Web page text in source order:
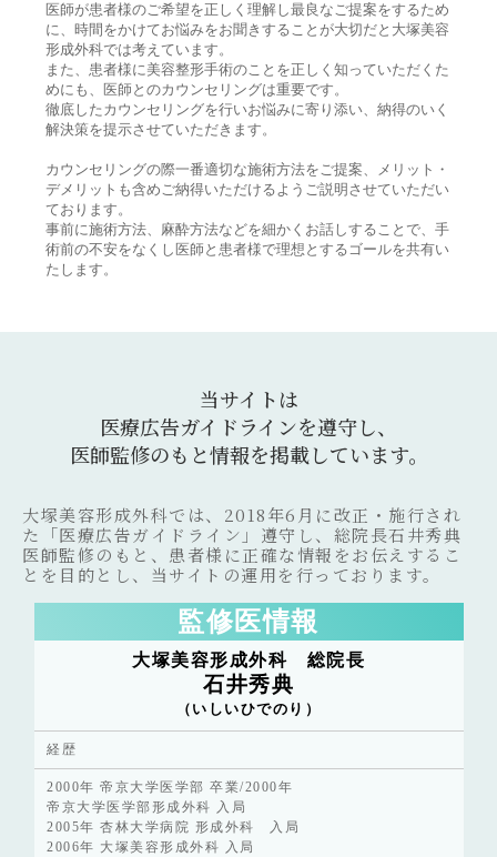
医師が患者様のご希望を正しく理解し最良なご提案をするため
に、時間をかけてお悩みをお聞きすることが大切だと大塚美容
形成外科では考えています。
また、患者様に美容整形手術のことを正しく知っていただくた
めにも、医師とのカウンセリングは重要です。
徹底したカウンセリングを行いお悩みに寄り添い、納得のいく
解決策を提示させていただきます。
カウンセリングの際一番適切な施術方法をご提案、メリット・
デメリットも含めご納得いただけるようご説明させていただい
ております。
事前に施術方法、麻酔方法などを細かくお話しすることで、手
術前の不安をなくし医師と患者様で理想とするゴールを共有い
たします。
当サイトは
医療広告ガイドラインを遵守し、
医師監修のもと情報を掲載しています。
大塚美容形成外科では、2018年6月に改正・施行され
た「医療広告ガイドライン」遵守し、総院長石井秀典
医師監修のもと、患者様に正確な情報をお伝えするこ
とを目的とし、当サイトの運用を行っております。
監修医情報
大塚美容形成外科 総院長
石井秀典
（いしいひでのり）
経歴
2000年 帝京大学医学部 卒業/2000年
帝京大学医学部形成外科 入局
2005年 杏林大学病院 形成外科 入局
2006年 大塚美容形成外科 入局